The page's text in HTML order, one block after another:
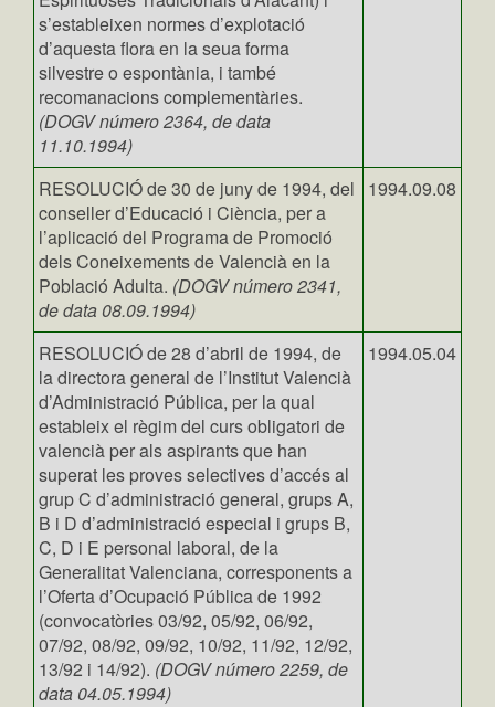
s’estableixen normes d’explotació
d’aquesta flora en la seua forma
silvestre o espontània, i també
recomanacions complementàries.
(DOGV número 2364, de data
11.10.1994)
RESOLUCIÓ de 30 de juny de 1994, del
conseller d’Educació i Ciència, per a
l’aplicació del Programa de Promoció
dels Coneixements de Valencià en la
Població Adulta. (DOGV número 2341,
de data 08.09.1994)
1994.09.08
RESOLUCIÓ de 28 d’abril de 1994, de
la directora general de l’Institut Valencià
d’Administració Pública, per la qual
estableix el règim del curs obligatori de
valencià per als aspirants que han
superat les proves selectives d’accés al
grup C d’administració general, grups A,
B i D d’administració especial i grups B,
C, D i E personal laboral, de la
Generalitat Valenciana, corresponents a
l’Oferta d’Ocupació Pública de 1992
(convocatòries 03/92, 05/92, 06/92,
07/92, 08/92, 09/92, 10/92, 11/92, 12/92,
13/92 i 14/92). (DOGV número 2259, de
data 04.05.1994)
1994.05.04